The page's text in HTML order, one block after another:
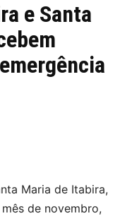
e Santa
Maria de Itabira,
de novembro,